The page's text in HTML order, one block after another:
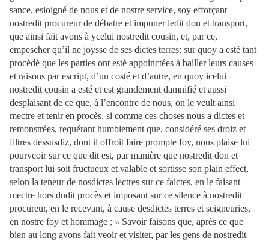
sance, esloigné de nous et de nostre service, soy efforçant
nostredit procureur de débatre et impuner ledit don et transport,
que ainsi fait avons à ycelui nostredit cousin, et, par ce,
empescher qu’il ne joysse de ses dictes terres; sur quoy a esté tant
procédé que les parties ont esté appoinctées à bailler leurs causes
et raisons par escript, d’un costé et d’autre, en quoy icelui
nostredit cousin a esté et est grandement damnifié et aussi
desplaisant de ce que, à l’encontre de nous, on le veult ainsi
mectre et tenir en procès, si comme ces choses nous a dictes et
remonstrées, requérant humblement que, considéré ses droiz et
filtres dessusdiz, dont il offroit faire prompte foy, nous plaise lui
pourveoir sur ce que dit est, par manière que nostredit don et
transport lui soit fructueux et valable et sortisse son plain effect,
selon la teneur de nosdictes lectres sur ce faictes, en le faisant
mectre hors dudit procès et imposant sur ce silence à nostredit
procureur, en le recevant, à cause desdictes terres et seigneuries,
en nostre foy et hommage ; « Savoir faisons que, après ce que
bien au long avons fait veoir et visiter, par les gens de nostredit